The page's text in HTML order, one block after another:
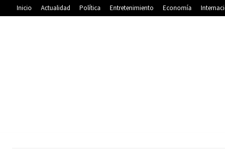
Inicio Actualidad Política Entretenimiento Economía